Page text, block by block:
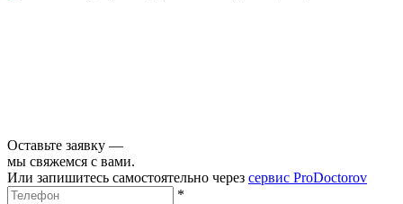
Оставьте заявку —
мы свяжемся с вами.
Или запишитесь самостоятельно через сервис ProDoctorov
*